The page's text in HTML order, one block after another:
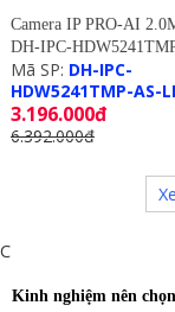
Camera IP PRO-AI
DH-IPC-
Mã SP: DH-IPC-
HDW5241TMP-AS-
3.196.000đ
6.392.000đ
C
Kinh nghiệm nên